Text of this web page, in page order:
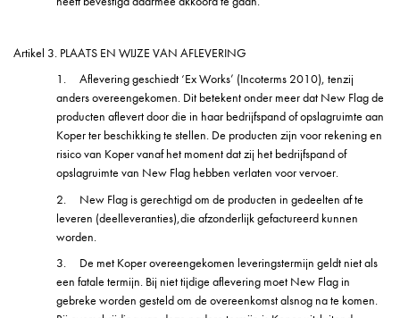
Artikel 3. PLAATS EN WIJZE VAN AFLEVERING
1.
Aflevering geschiedt ‘Ex Works’ (Incoterms 2010), tenzij
anders overeengekomen. Dit betekent onder meer dat New Flag de
producten aflevert door die in haar bedrijfspand of opslagruimte aan
Koper ter beschikking te stellen. De producten zijn voor rekening en
risico van Koper vanaf het moment dat zij het bedrijfspand of
opslagruimte van New Flag hebben verlaten voor vervoer.
2.
New Flag is gerechtigd om de producten in gedeelten af te
leveren (deelleveranties),die afzonderlijk gefactureerd kunnen
worden.
3.
De met Koper overeengekomen leveringstermijn geldt niet als
een fatale termijn. Bij niet tijdige aflevering moet New Flag in
gebreke worden gesteld om de overeenkomst alsnog na te komen.